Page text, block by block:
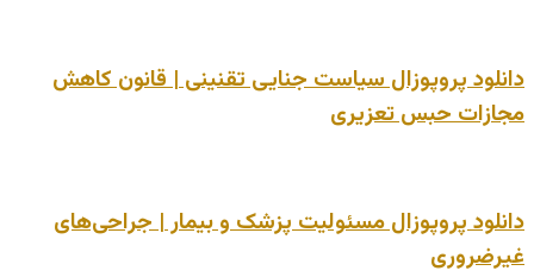
دانلود پروپوزال سیاست جنایی تقنینی | قانون کاهش
مجازات حبس تعزیری
دانلود پروپوزال مسئولیت پزشک و بیمار | جراحی‌های
غیرضروری